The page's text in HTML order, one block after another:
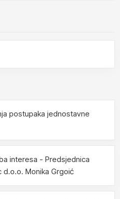
TRŽNICU GRADEC
izvođenjem radova -
postupaka jednostavne
interesa - Predsjednica
d.o.o. Monika Grgoić